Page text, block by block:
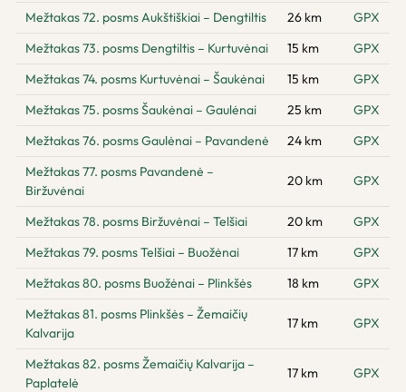
Mežtakas 72. posms Aukštiškiai – Dengtiltis 26 km
GPX
Mežtakas 73. posms Dengtiltis – Kurtuvėnai
15 km
GPX
Mežtakas 74. posms Kurtuvėnai – Šaukėnai
15 km
GPX
Mežtakas 75. posms Šaukėnai – Gaulėnai
25 km
GPX
Mežtakas 76. posms Gaulėnai – Pavandenė
24 km
GPX
Mežtakas 77. posms Pavandenė –
Biržuvėnai
20 km GPX
Mežtakas 78. posms Biržuvėnai – Telšiai 20 km
GPX
Mežtakas 79. posms Telšiai – Buožėnai
17 km
GPX
Mežtakas 80. posms Buožėnai – Plinkšės
18 km
GPX
Mežtakas 81. posms Plinkšės – Žemaičių
Kalvarija
17 km GPX
Mežtakas 82. posms Žemaičių Kalvarija –
Paplatelė
17 km GPX